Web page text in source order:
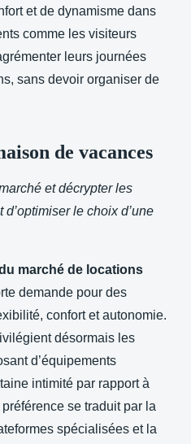
et de dynamisme dans
comme les visiteurs
leurs journées
sans devoir organiser de
de vacances
et décrypter les
le choix d’une
marché de locations
demande pour des
confort et autonomie.
désormais les
d’équipements
intimité par rapport à
se traduit par la
spécialisées et la